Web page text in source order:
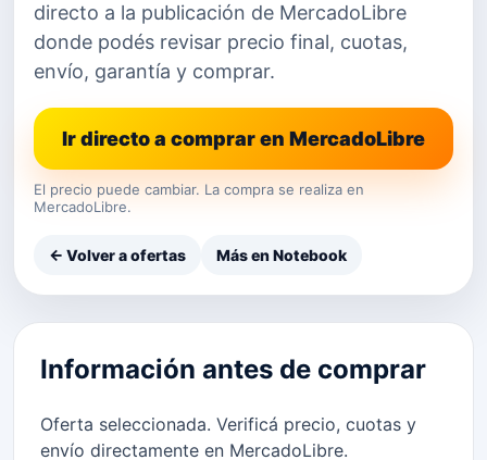
directo a la publicación de MercadoLibre
donde podés revisar precio final, cuotas,
envío, garantía y comprar.
Ir directo a comprar en MercadoLibre
El precio puede cambiar. La compra se realiza en
MercadoLibre.
← Volver a ofertas Más en Notebook
Información antes de comprar
Oferta seleccionada. Verificá precio, cuotas y
envío directamente en MercadoLibre.